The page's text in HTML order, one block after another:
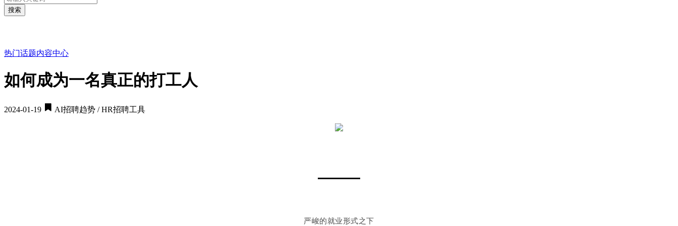
搜索
热门话题内容中心
如何成为一名真正的打工人
2024-01-19 AI招聘趋势 / HR招聘工具
严峻的就业形式之下